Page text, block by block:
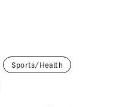
Sports/Health